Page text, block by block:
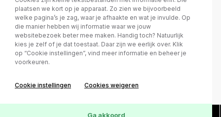
plaatsen we kort op je apparaat. Zo zien we bijvoorbeeld
welke pagina’s je zag, waar je afhaakte en wat je invulde. Op
die manier hebben wij informatie waar we jouw
websitebezoek beter mee maken. Handig toch? Natuurlijk
kies je zelf of je dat toestaat. Daar zijn we eerlijk over. Klik
op “Cookie instellingen”, vind meer informatie en beheer je
voorkeuren.
Cookie instellingen Cookies weigeren
Ga akkoord